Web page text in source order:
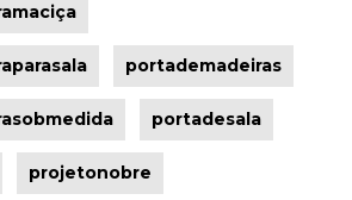
portademadeiras
portadesala
projetonobre